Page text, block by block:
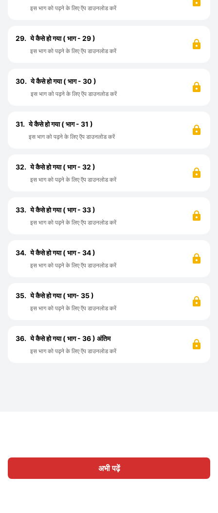
अभी पढ़ें
इस भाग को पढ़ने के लिए ऍप डाउनलोड करें
29. ये कैसे हो गया ( भाग - 29 )
इस भाग को पढ़ने के लिए ऍप डाउनलोड करें
30. ये कैसे हो गया ( भाग - 30 )
इस भाग को पढ़ने के लिए ऍप डाउनलोड करें
31. ये कैसे हो गया ( भाग - 31 )
इस भाग को पढ़ने के लिए ऍप डाउनलोड करें
32. ये कैसे हो गया ( भाग - 32 )
इस भाग को पढ़ने के लिए ऍप डाउनलोड करें
33. ये कैसे हो गया ( भाग - 33 )
इस भाग को पढ़ने के लिए ऍप डाउनलोड करें
34. ये कैसे हो गया ( भाग - 34 )
इस भाग को पढ़ने के लिए ऍप डाउनलोड करें
35. ये कैसे हो गया ( भाग- 35 )
इस भाग को पढ़ने के लिए ऍप डाउनलोड करें
36. ये कैसे हो गया ( भाग - 36 ) अंतिम
इस भाग को पढ़ने के लिए ऍप डाउनलोड करें
होम श्रेणी लिखिए लेख साइन इन